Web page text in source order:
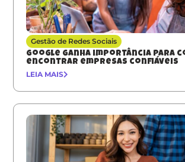
Gestão de Redes Sociais
Google ganha importância para
encontrar empresas confiáveis
LEIA MAIS